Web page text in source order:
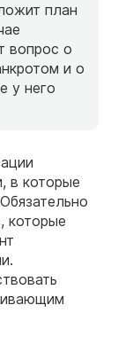
план
вопрос о
и о
у него
в которые
которые